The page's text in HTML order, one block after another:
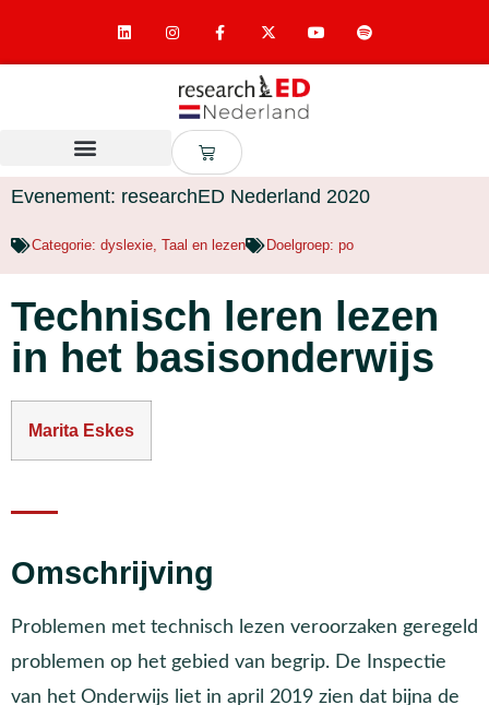
Evenement: researchED Nederland 2020
Categorie: dyslexie Taal en lezen Doelgroep: po
Technisch leren lezen
in het basisonderwijs
Marita Eskes
Omschrijving
Problemen met technisch lezen veroorzaken geregeld
problemen op het gebied van begrip. De Inspectie
van het Onderwijs liet in april 2019 zien dat bijna de